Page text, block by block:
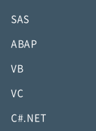
SAS
ABAP
VB
VC
C#.NET